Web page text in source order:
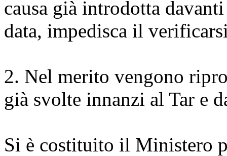
causa già introdotta
data, impedisca il
2. Nel merito vengono
già svolte innanzi al Tar e
Si è costituito il Ministero